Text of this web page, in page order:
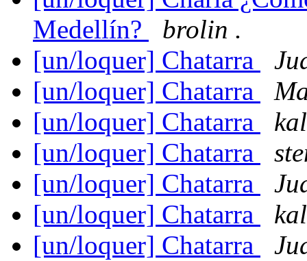
Medellín?
brolin .
[un/loquer] Chatarra
[un/loquer] Chatarra
[un/loquer] Chatarra
[un/loquer] Chatarra
[un/loquer] Chatarra
[un/loquer] Chatarra
[un/loquer] Chatarra